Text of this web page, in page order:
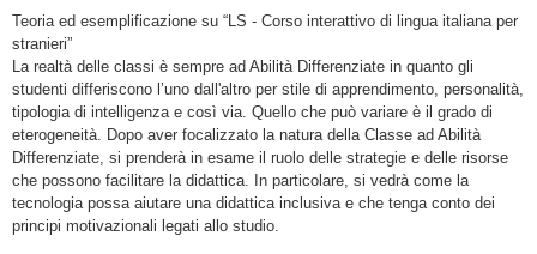
Teoria ed esemplificazione su “LS - Corso interattivo di lingua italiana per
stranieri”
La realtà delle classi è sempre ad Abilità Differenziate in quanto gli
studenti differiscono l’uno dall'altro per stile di apprendimento, personalità,
tipologia di intelligenza e così via. Quello che può variare è il grado di
eterogeneità. Dopo aver focalizzato la natura della Classe ad Abilità
Differenziate, si prenderà in esame il ruolo delle strategie e delle risorse
che possono facilitare la didattica. In particolare, si vedrà come la
tecnologia possa aiutare una didattica inclusiva e che tenga conto dei
principi motivazionali legati allo studio.